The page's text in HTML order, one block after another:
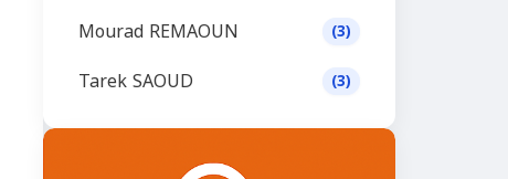
Mourad REMAOUN (3)
Tarek SAOUD (3)